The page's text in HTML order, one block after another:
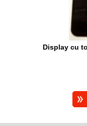
Display cu